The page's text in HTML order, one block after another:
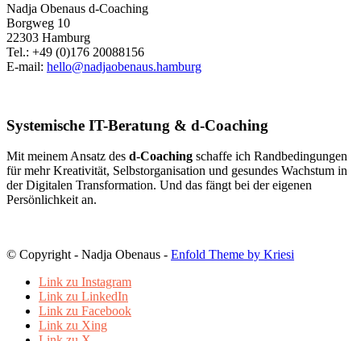
Nadja Obenaus d-Coaching
Borgweg 10
22303 Hamburg
Tel.: +49 (0)176 20088156
E-mail: hello@nadjaobenaus.hamburg
Systemische IT-Beratung & d-Coaching
Mit meinem Ansatz des d-Coaching schaffe ich Randbedingungen
für mehr Kreativität, Selbstorganisation und gesundes Wachstum in
der Digitalen Transformation. Und das fängt bei der eigenen
Persönlichkeit an.
© Copyright - Nadja Obenaus - Enfold Theme by Kriesi
Link zu Instagram
Link zu LinkedIn
Link zu Facebook
Link zu Xing